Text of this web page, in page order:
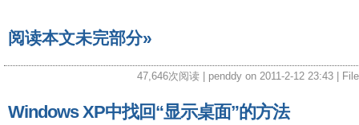
阅读本文未完部分»
47,646次阅读 | penddy on 2011-2-12 23:43 |
Windows XP中找回“显示桌面”的方法